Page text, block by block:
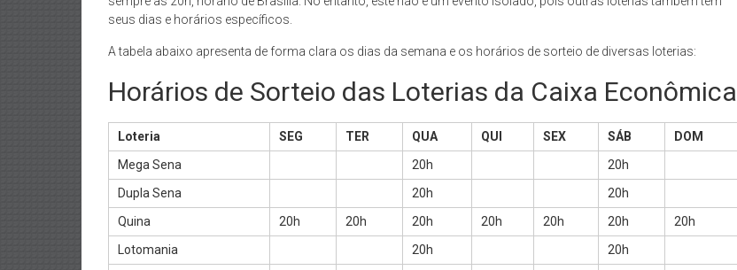
seus dias e horários específicos.
A tabela abaixo apresenta de forma clara os dias da semana e os horários de sorteio de diversas loterias:
Horários de Sorteio das Loterias da Caixa Econômica
Loteria SEG TER QUA QUI SEX SÁB
DOM
Mega Sena
20h
20h
Dupla Sena
20h
20h
Quina
20h 20h 20h 20h 20h 20h
20h
Lotomania
20h
20h